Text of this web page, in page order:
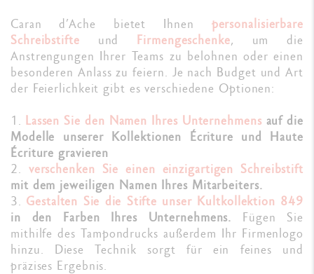
Caran d’Ache bietet Ihnen personalisierbare
Schreibstifte und Firmengeschenke, um die
Anstrengungen Ihrer Teams zu belohnen oder einen
besonderen Anlass zu feiern. Je nach Budget und Art
der Feierlichkeit gibt es verschiedene Optionen:
1. Lassen Sie den Namen Ihres Unternehmens auf die
Modelle unserer Kollektionen Écriture und Haute
Écriture gravieren
2. verschenken Sie einen einzigartigen Schreibstift
mit dem jeweiligen Namen Ihres Mitarbeiters.
3. Gestalten Sie die Stifte unser Kultkollektion 849
in den Farben Ihres Unternehmens. Fügen Sie
mithilfe des Tampondrucks außerdem Ihr Firmenlogo
hinzu. Diese Technik sorgt für ein feines und
präzises Ergebnis.